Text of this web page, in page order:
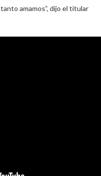
amamos”, dijo el titular